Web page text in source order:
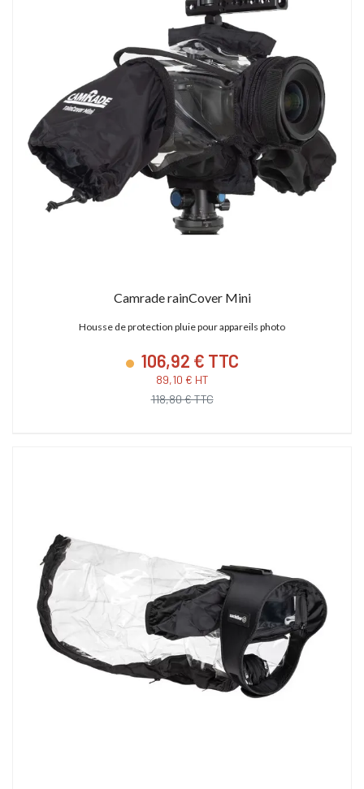
Camrade rainCover Mini
Housse de protection pluie pour appareils photo
106,92 € TTC
89,10 € HT
118,80 € TTC